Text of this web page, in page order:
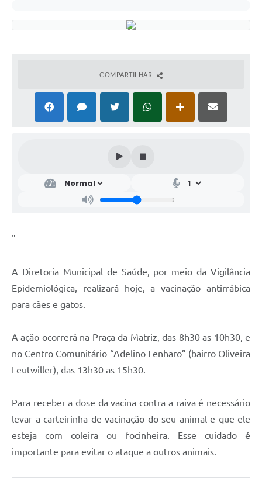
COMPARTILHAR
"
A Diretoria Municipal de Saúde, por meio da Vigilância
Epidemiológica, realizará hoje, a vacinação antirrábica
para cães e gatos.
A ação ocorrerá na Praça da Matriz, das 8h30 as 10h30, e
no Centro Comunitário “Adelino Lenharo” (bairro Oliveira
Leutwiller), das 13h30 as 15h30.
Para receber a dose da vacina contra a raiva é necessário
levar a carteirinha de vacinação do seu animal e que ele
esteja com coleira ou focinheira. Esse cuidado é
importante para evitar o ataque a outros animais.